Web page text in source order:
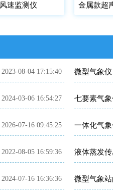
风速监测仪 金属款超
2023-08-04 17:15:40
2024-03-06 16:54:27
2026-07-16 09:45:25 一体化气
2022-08-05 16:59:36
2024-07-16 16:36:36 微型气象